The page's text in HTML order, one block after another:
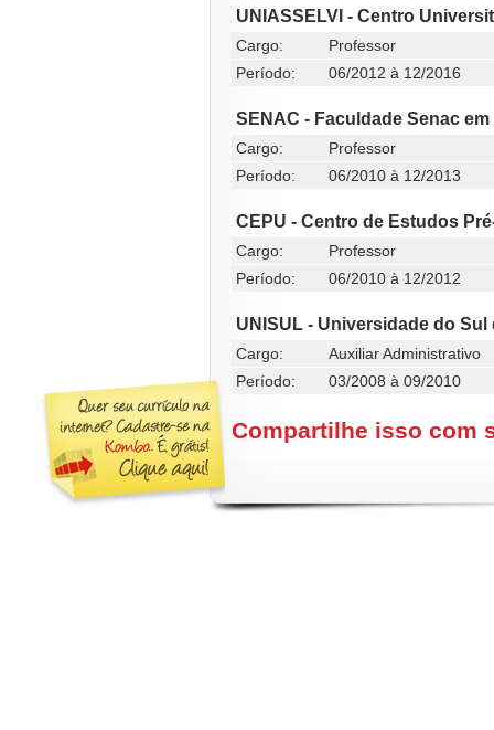
UNIASSELVI - Centro
Cargo:
Professor
Período:
06/2012 à 12/2016
SENAC - Faculdade Senac
Cargo:
Professor
Período:
06/2010 à 12/2013
CEPU - Centro de Estudos
Cargo:
Professor
Período:
06/2010 à 12/2012
UNISUL - Universidade do Sul
Cargo:
Auxiliar Administrativo
Período:
03/2008 à 09/2010
Compartilhe isso com